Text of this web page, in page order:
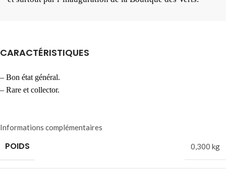
CARACTÉRISTIQUES
– Bon état général.
– Rare et collector.
Informations complémentaires
POIDS 0,300 kg